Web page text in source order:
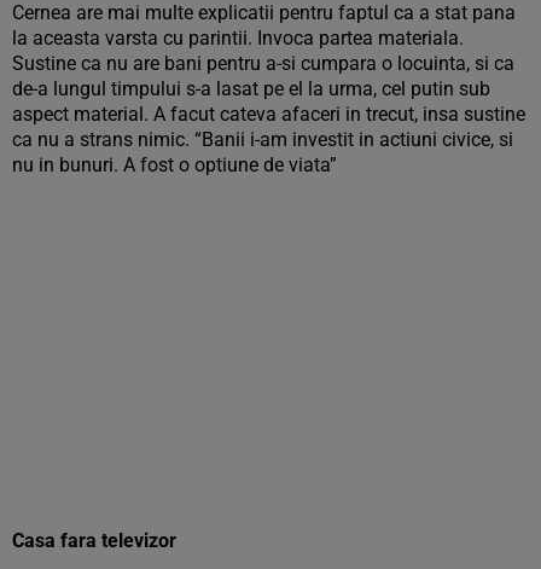
Cernea are mai multe explicatii pentru faptul ca a stat pana
la aceasta varsta cu parintii. Invoca partea materiala.
Sustine ca nu are bani pentru a-si cumpara o locuinta, si ca
de-a lungul timpului s-a lasat pe el la urma, cel putin sub
aspect material. A facut cateva afaceri in trecut, insa sustine
ca nu a strans nimic. “Banii i-am investit in actiuni civice, si
nu in bunuri. A fost o optiune de viata”
Casa fara televizor